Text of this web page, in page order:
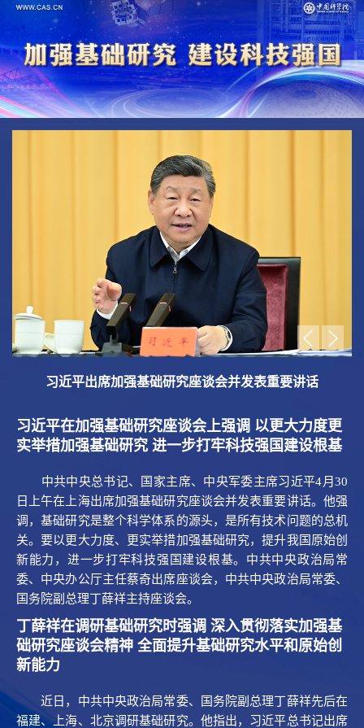
习近平出席加强基础研究座谈会并发表重要讲话
习近平在加强基础研究座谈会上强调 以更大力度更
实举措加强基础研究 进一步打牢科技强国建设根基
中共中央总书记、国家主席、中央军委主席习近平4月30
日上午在上海出席加强基础研究座谈会并发表重要讲话。他强
调，基础研究是整个科学体系的源头，是所有技术问题的总机
关。要以更大力度、更实举措加强基础研究，提升我国原始创
新能力，进一步打牢科技强国建设根基。中共中央政治局常
委、中央办公厅主任蔡奇出席座谈会，中共中央政治局常委、
国务院副总理丁薛祥主持座谈会。
丁薛祥在调研基础研究时强调 深入贯彻落实加强基
础研究座谈会精神 全面提升基础研究水平和原始创
新能力
近日，中共中央政治局常委、国务院副总理丁薛祥先后在
福建、上海、北京调研基础研究。他指出，习近平总书记出席